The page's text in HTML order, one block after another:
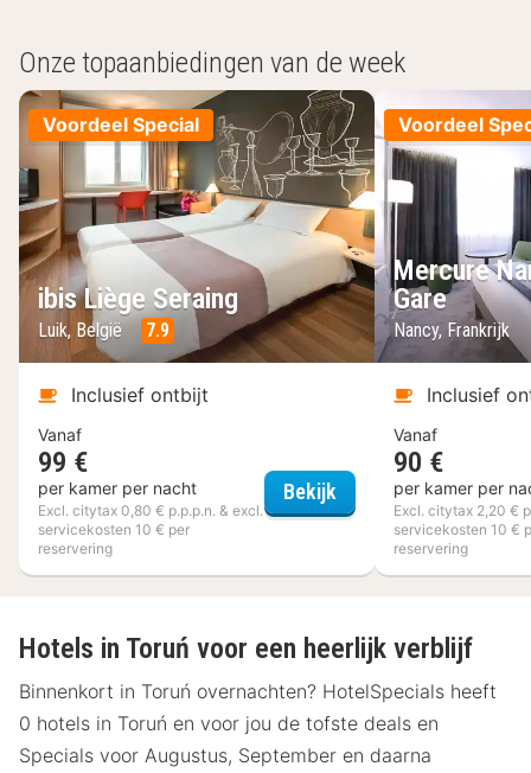
Onze topaanbiedingen van de week
Voordeel Special
ibis Liège Seraing
Luik, België 7.9
Inclusief ontbijt
Vanaf
99 €
per kamer per nacht
Excl. citytax 0,80 € p.p.p.n. & excl.
servicekosten 10 € per
reservering
Bekijk ibis Liège Seraing
Voordeel
Mercure
Gare
Nancy, Frankrijk
Inclusief
Vanaf
90 €
per kamer per
Excl. citytax 2,20 €
servicekosten 10 €
reservering
Hotels in Toruń voor een heerlijk verblijf
Binnenkort in Toruń overnachten? HotelSpecials heeft
0 hotels in Toruń en voor jou de tofste deals en
Specials voor Augustus, September en daarna